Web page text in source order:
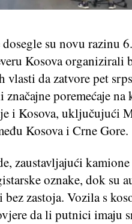
su novu razinu
Kosova organizirali
da zatvore pet
poremećaje
i Kosova, uključujući
Kosova i Crne Gore.
zaustavljajući
oznake, dok su
zastoja. Vozila s
da li putnici imaju